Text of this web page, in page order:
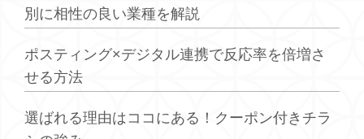
別に相性の良い業種を解説
ポスティング×デジタル連携で反応率を倍増さ
せる方法
選ばれる理由はココにある！クーポン付きチラ